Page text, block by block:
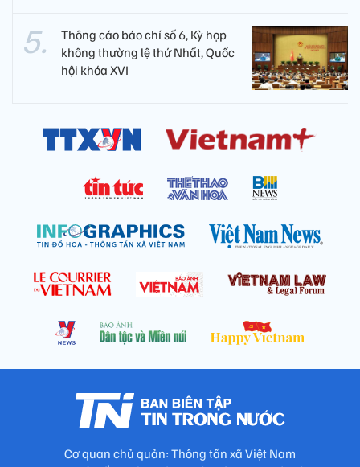
Thông cáo báo chí số 6, Kỳ họp
không thường lệ thứ Nhất, Quốc
hội khóa XVI
Cơ quan chủ quản: Thông tấn xã Việt Nam